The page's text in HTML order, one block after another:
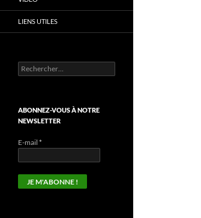
LIENS UTILES
Rechercher :
ABONNEZ-VOUS À NOTRE
NEWSLETTER
E-mail *